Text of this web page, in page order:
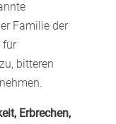
Familie der
für
bitteren
Erbrechen,